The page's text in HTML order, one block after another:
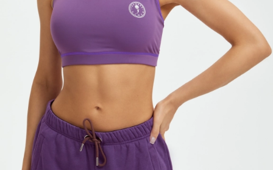
Новосибирская область (3)
Омская область (5)
Республика Башкортостан (3)
Республика Крым (1)
Республика Татарстан (2)
Ростовская область (2)
Самарская область (1)
Санкт-Петербург и ЛО (3)
Саратовская область (1)
Свердловская область (5)
Северная Осетия (2)